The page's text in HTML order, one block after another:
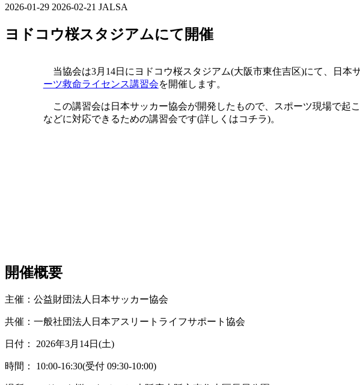
2026-01-29 最
更
時
:
2026-02-21 JALSA
ヨドコウ桜スタジアムにて開催
当協会は3月14日にヨドコウ桜スタジアム(大阪市東住吉区)にて、日本
ーツ救命ライセンス講習会を開催します。
この講習会は日本サッカー協会が開発したもので、スポーツ現場で起
などに対応できるための講習会です(詳しくはコチラ)。
開催概要
主催：公益財団法人日本サッカー協会
共催：一般社団法人日本アスリートライフサポート協会
日付： 2026年3月14日(土)
時間： 10:00-16:30(受付 09:30-10:00)